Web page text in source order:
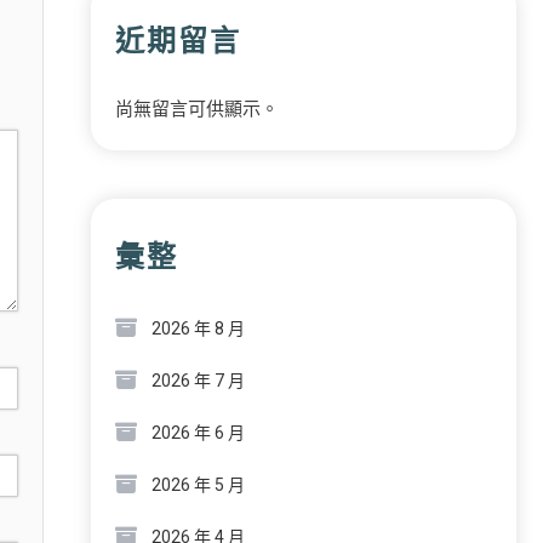
近期留言
尚無留言可供顯示。
彙整
2026 年 8 月
2026 年 7 月
2026 年 6 月
2026 年 5 月
2026 年 4 月